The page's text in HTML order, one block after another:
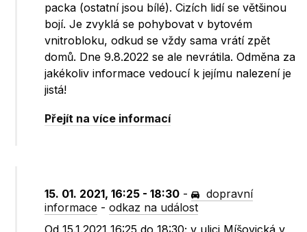
packa (ostatní jsou bílé). Cizích lidí se většinou
bojí. Je zvyklá se pohybovat v bytovém
vnitrobloku, odkud se vždy sama vrátí zpět
domů. Dne 9.8.2022 se ale nevrátila. Odměna za
jakékoliv informace vedoucí k jejímu nalezení je
jistá!
Přejít na více informací
15. 01. 2021, 16:25 - 18:30 -
dopravní
informace -odkaz na událost
Od 15.1.2021 16:25 do 18:30; v ulici Míšovická v